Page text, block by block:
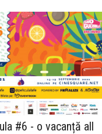
#6 - o vacanță all